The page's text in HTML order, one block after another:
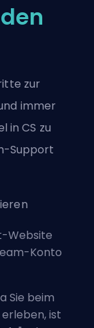
zur
immer
in CS zu
Support
Website
Konto
Sie beim
ist